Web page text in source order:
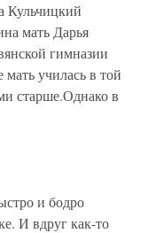
Кульчицкий
мать Дарья
гимназии
училась в той
старше.Однако в
и бодро
И вдруг как-то